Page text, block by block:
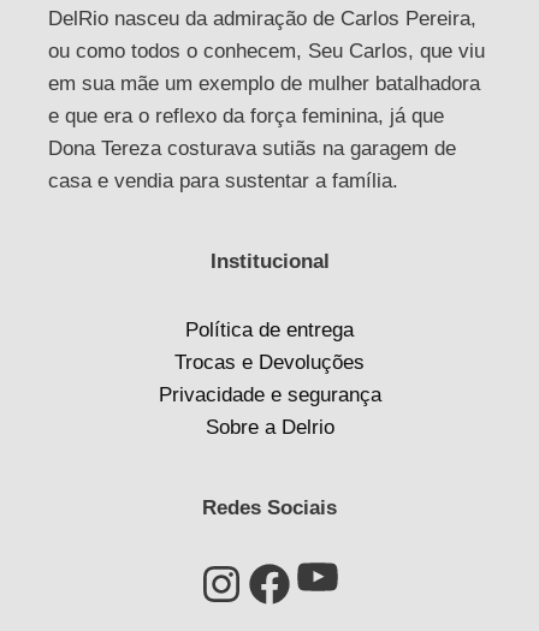
DelRio nasceu da admiração de Carlos Pereira,
ou como todos o conhecem, Seu Carlos, que viu
em sua mãe um exemplo de mulher batalhadora
e que era o reflexo da força feminina, já que
Dona Tereza costurava sutiãs na garagem de
casa e vendia para sustentar a família.
Institucional
Política de entrega
Trocas e Devoluções
Privacidade e segurança
Sobre a Delrio
Redes Sociais
InstagramFacebookYoutube